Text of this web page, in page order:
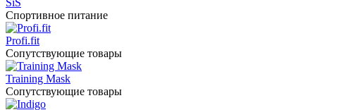
SiS
Спортивное питание
Profi.fit
Сопутствующие товары
Training Mask
Сопутствующие товары